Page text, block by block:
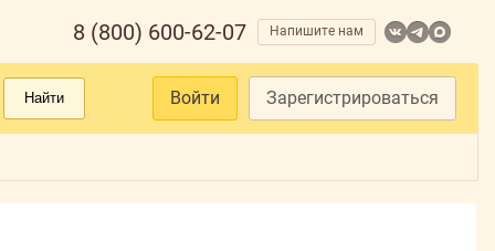
8 (800) 600-62-07 Напишите нам
Найти Войти Зарегистрироваться